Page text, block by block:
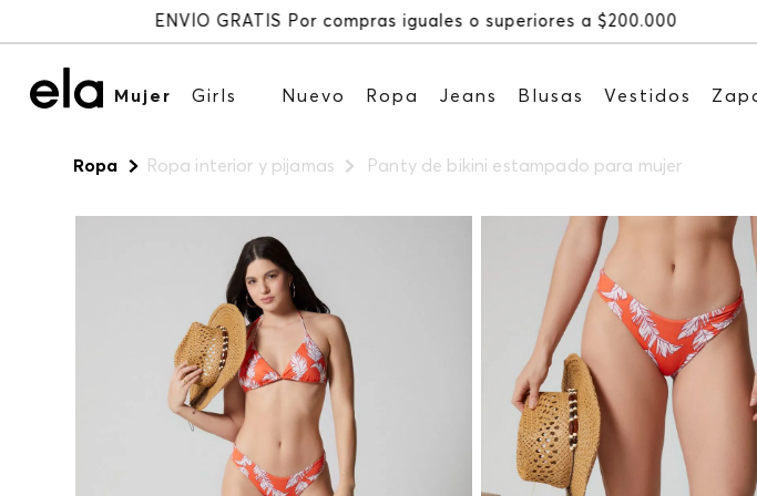
Recibe:
Mujer Girls Nuevo Ropa Jeans Blusas Vestidos
Ropa Ropa interior y pijamas Panty de bikini estampado para mujer